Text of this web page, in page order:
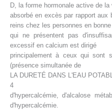
D, la forme hormonale active de
absorbé en excès par rapport
reins chez les personnes en
qui ne présentent pas
excessif en calcium est dirigé
principalement à ceux qui sont
(présence simultanée de
LA DURETÉ DANS L'EAU
4
d'hypercalcémie, d'alcalose
d'hypercalcémie.